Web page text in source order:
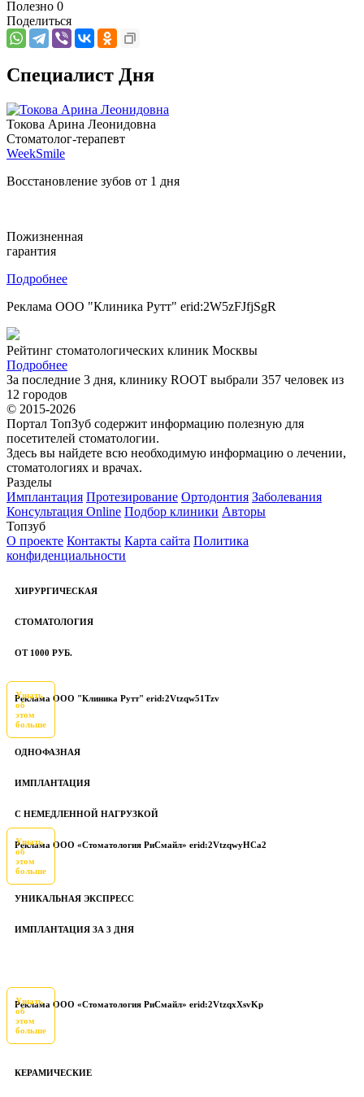
Полезно 0
Поделиться
Специалист Дня
Токова Арина Леонидовна
Стоматолог-терапевт
WeekSmile
Восстановление зубов от 1 дня
Пожизненная
гарантия
Подробнее
Реклама ООО "Клиника Рутт" erid:2W5zFJfjSgR
Рейтинг стоматологических клиник Москвы
Подробнее
За последние 3 дня, клинику ROOT выбрали 357 человек из
12 городов
© 2015-2026
Портал ТопЗуб содержит информацию полезную для
посетителей стоматологии.
Здесь вы найдете всю необходимую информацию о лечении,
стоматологиях и врачах.
Разделы
Имплантация Протезирование Ортодонтия Заболевания
Консультация Online Подбор клиники Авторы
Топзуб
О проекте Контакты Карта сайта Политика
конфиденциальности
ХИРУРГИЧЕСКАЯ
СТОМАТОЛОГИЯ
ОТ 1000 РУБ.
Реклама ООО "Клиника Рутт" erid:2Vtzqw51Tzv
Узнать
об
этом
больше
ОДНОФАЗНАЯ
ИМПЛАНТАЦИЯ
С НЕМЕДЛЕННОЙ НАГРУЗКОЙ
Реклама ООО «Стоматология РиСмайл» erid:2VtzqwyHCa2
Узнать
об
этом
больше
УНИКАЛЬНАЯ ЭКСПРЕСС
ИМПЛАНТАЦИЯ ЗА 3 ДНЯ
Реклама ООО «Стоматология РиСмайл» erid:2VtzqxXsvKp
Узнать
об
этом
больше
КЕРАМИЧЕСКИЕ